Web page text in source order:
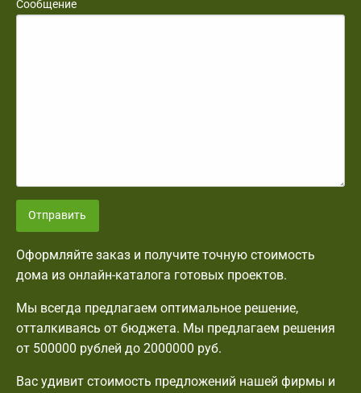
Сообщение
Отправить
Оформляйте заказ и получите точную стоимость
дома из онлайн-каталога готовых проектов.
Мы всегда предлагаем оптимальное решение,
отталкиваясь от бюджета. Мы предлагаем решения
от 500000 рублей до 2000000 руб.
Вас удивит стоимость предложений нашей фирмы и